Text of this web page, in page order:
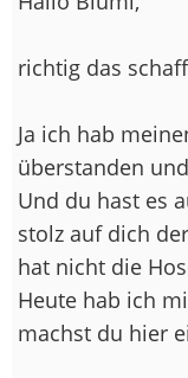
richtig das
Ja ich hab
überstanden
Und du hast es
stolz auf dich
hat nicht die
Heute hab ich
machst du hier